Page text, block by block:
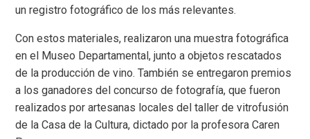
un registro fotográfico de los más relevantes.
Con estos materiales, realizaron una muestra fotográfica
en el Museo Departamental, junto a objetos rescatados
de la producción de vino. También se entregaron premios
a los ganadores del concurso de fotografía, que fueron
realizados por artesanas locales del taller de vitrofusión
de la Casa de la Cultura, dictado por la profesora Caren